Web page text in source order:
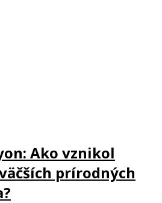
Ako vznikol
prírodných